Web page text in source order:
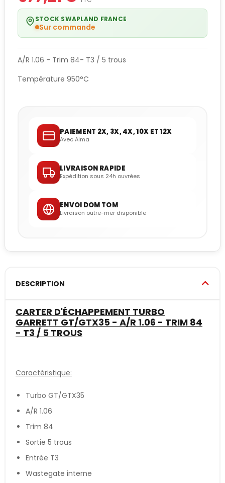
STOCK SWAPLAND FRANCE
Sur commande
A/R 1.06 - Trim 84- T3 / 5 trous
Température 950°C
PAIEMENT 2X, 3X, 4X, 10X ET 12X
Avec Alma
LIVRAISON RAPIDE
Expédition sous 24h ouvrées
ENVOI DOM TOM
Livraison outre-mer disponible
DESCRIPTION
CARTER D'ÉCHAPPEMENT TURBO
GARRETT GT/GTX35 - A/R 1.06 - TRIM 84
- T3 / 5 TROUS
Caractéristique:
Turbo GT/GTX35
A/R 1.06
Trim 84
Sortie 5 trous
Entrée T3
Wastegate interne